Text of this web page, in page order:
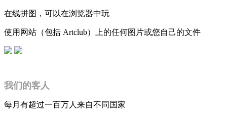
在线拼图，可以在浏览器中玩
使用网站（包括 Artclub）上的任何图片或您自己的文件
我们的客人
每月有超过一百万人来自不同国家